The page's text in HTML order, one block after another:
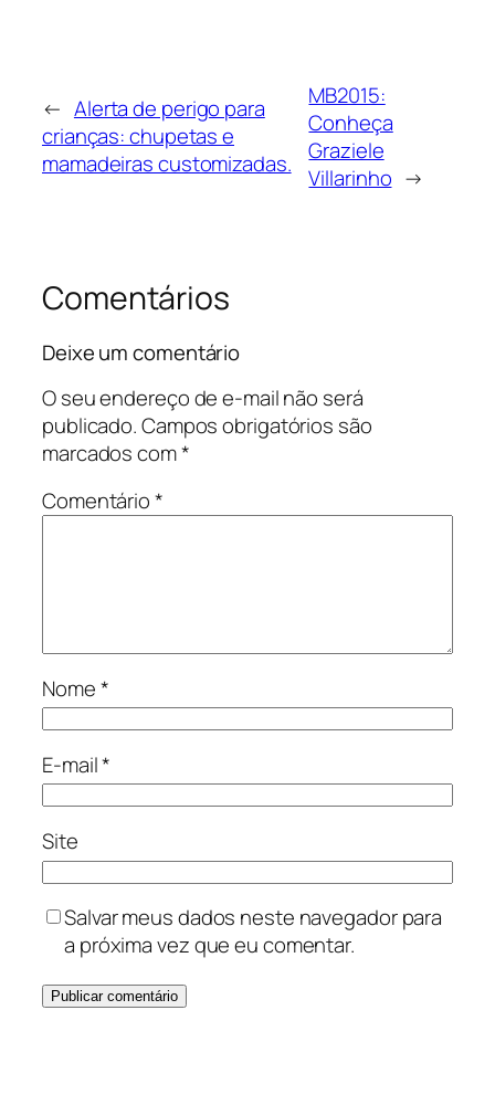
← Alerta de perigo para
crianças: chupetas e
mamadeiras customizadas.
MB2015:
Conheça
Graziele
Villarinho →
Comentários
Deixe um comentário
O seu endereço de e-mail não será
publicado.Campos obrigatórios são
marcados com*
Comentário*
Nome*
E-mail*
Site
Salvar meus dados neste navegador para
a próxima vez que eu comentar.